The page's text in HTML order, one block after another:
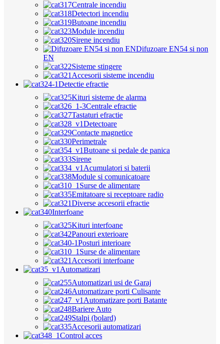
Centrale incendiu
Detectori incendiu
Butoane incendiu
Module incendiu
Sirene incendiu
Difuzoare EN54 si non
EN
Sisteme stingere
Accesorii sisteme incendiu
Detectie efractie
Kituri sisteme de alarma
Centrale efractie
Tastaturi efractie
Detectoare
Contacte magnetice
Perimetrale
Butoane si pedale de panica
Sirene
Acumulatori si baterii
Module si comunicatoare
Surse de alimentare
Emitatoare si receptoare radio
Diverse accesorii efractie
Interfoane
Kituri interfoane
Panouri exterioare
Posturi interioare
Surse de alimentare
Accesorii interfoane
Automatizari
Automatizari usi de Garaj
Automatizare porti Culisante
Automatizare porti Batante
Bariere Auto
Stalpi (bolard)
Accesorii automatizari
Control acces